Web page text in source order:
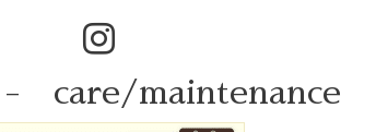
- care/maintenance